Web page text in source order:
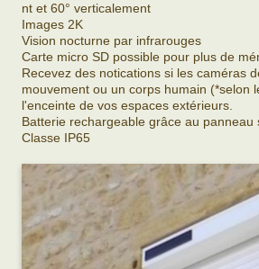
nt et 60° verticalement
Images 2K
Vision nocturne par infrarouges
Carte micro SD possible pour plus de
Recevez des notications si les caméras
mouvement ou un corps humain (*selon
l'enceinte de vos espaces extérieurs.
Batterie rechargeable grâce au panneau
Classe IP65